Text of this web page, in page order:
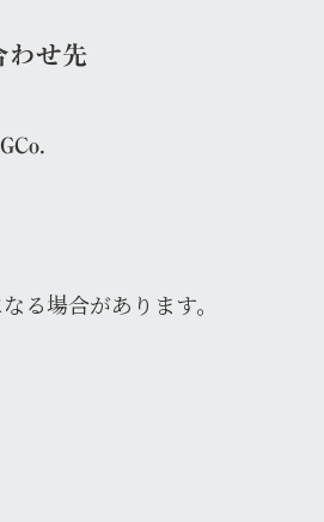
わせ先
る場合があります。